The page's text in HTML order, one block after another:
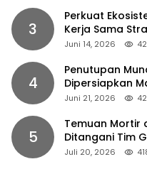
3
Perkuat
Kerja Sama
Juni 14, 2026
4
Penutupan
Dipersiapkan
Juni 21, 2026
5
Temuan Mortir
Ditangani Tim
Juli 20, 2026